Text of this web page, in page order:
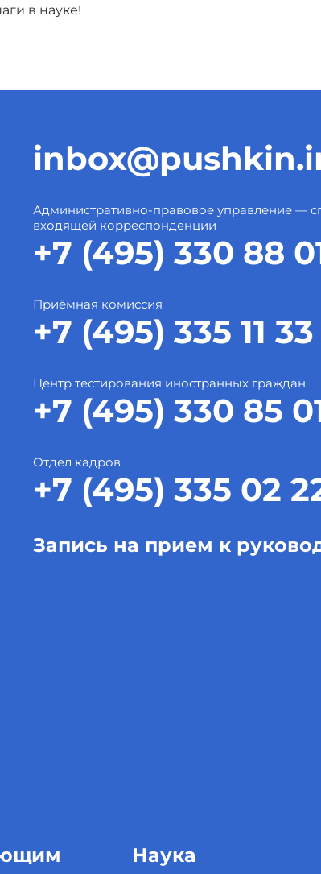
в науке!
Административно-правовое управление —
входящей корреспонденции
+7 (495) 330 88
Приёмная комиссия
+7 (495) 335 11 33
Центр тестирования иностранных граждан
+7 (495) 330 85
Отдел кадров
+7 (495) 335 02
Запись на прием к
Наука